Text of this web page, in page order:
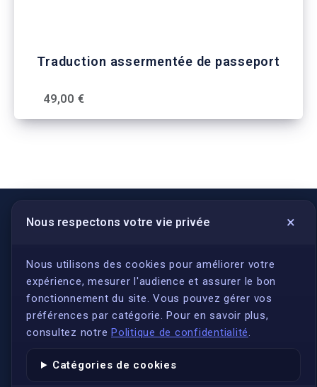
Traduction assermentée de passeport
49,00 €
Nous respectons votre vie privée ×
Nous utilisons des cookies pour améliorer votre
expérience, mesurer l'audience et assurer le bon
fonctionnement du site. Vous pouvez gérer vos
préférences par catégorie. Pour en savoir plus,
consultez notre Politique de confidentialité.
Catégories de cookies
LIENS UTILES
S'inscrire
Qui sommes-nous ?
Annuaires des traducteurs assermentés
Actualités